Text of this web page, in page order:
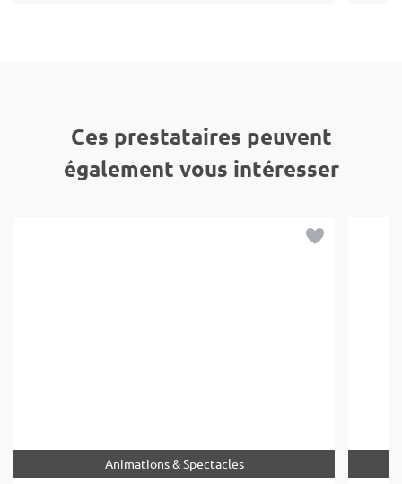
Ces prestataires peuvent
également vous intéresser
Animations & Spectacles